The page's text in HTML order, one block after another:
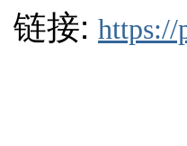
链接: https://